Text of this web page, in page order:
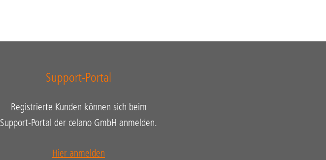
Support-Portal
Registrierte Kunden können sich beim
Support-Portal der celano GmbH anmelden.
Hier anmelden